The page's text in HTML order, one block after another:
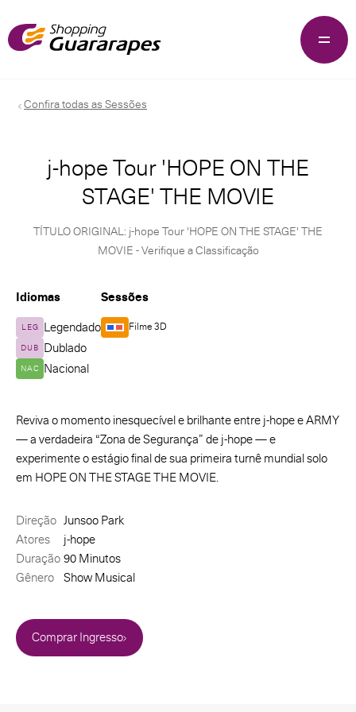
Confira todas as Sessões
j-hope Tour 'HOPE ON THE
STAGE' THE MOVIE
TÍTULO ORIGINAL: j-hope Tour 'HOPE ON THE STAGE' THE
MOVIE - Verifique a Classificação
Idiomas
LEG Legendado
DUB Dublado
NAC Nacional
Sessões
Filme 3D
Reviva o momento inesquecível e brilhante entre j-hope e ARMY
— a verdadeira “Zona de Segurança” de j-hope — e
experimente o estágio final de sua primeira turnê mundial solo
em HOPE ON THE STAGE THE MOVIE.
Direção Junsoo Park
Atores
j-hope
Duração 90 Minutos
Gênero
Show Musical
Comprar Ingresso